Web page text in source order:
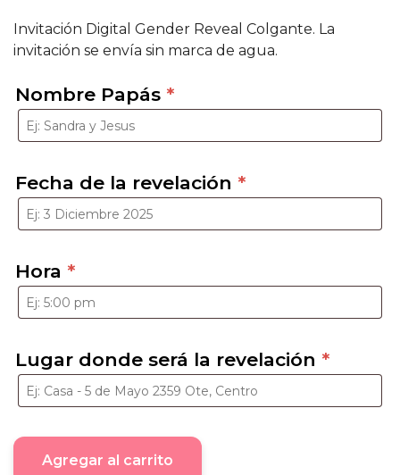
Invitación Digital Gender Reveal Colgante. La
invitación se envía sin marca de agua.
Nombre Papás *
Fecha de la revelación *
Hora *
Lugar donde será la revelación *
Agregar al carrito